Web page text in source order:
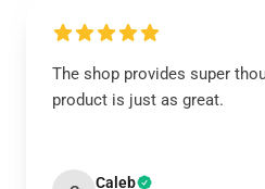
The shop provides super
product is just as great.
Caleb